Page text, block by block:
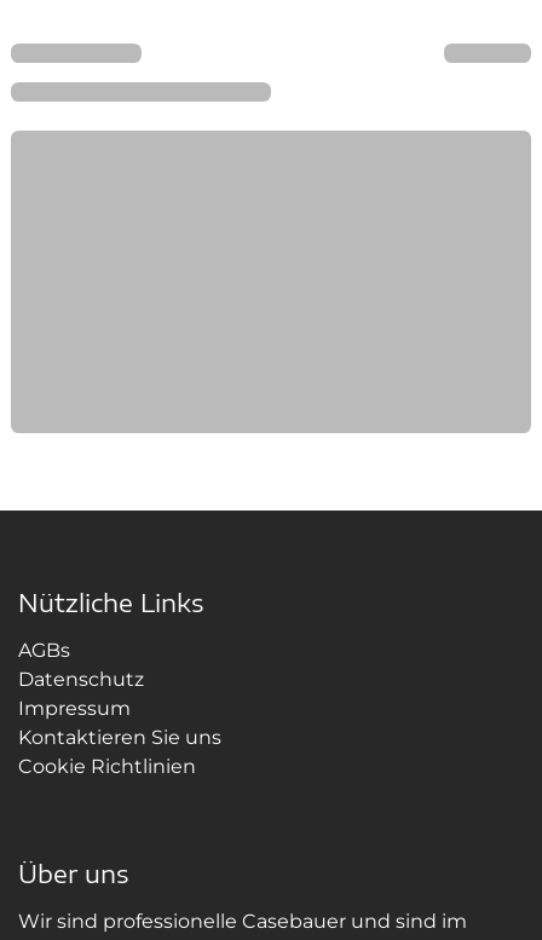
Nützliche Links
AGBs
Datenschutz
Impressum
Kontaktieren Sie uns
Cookie Richtlinien
Über uns
Wir sind professionelle Casebauer und sind im